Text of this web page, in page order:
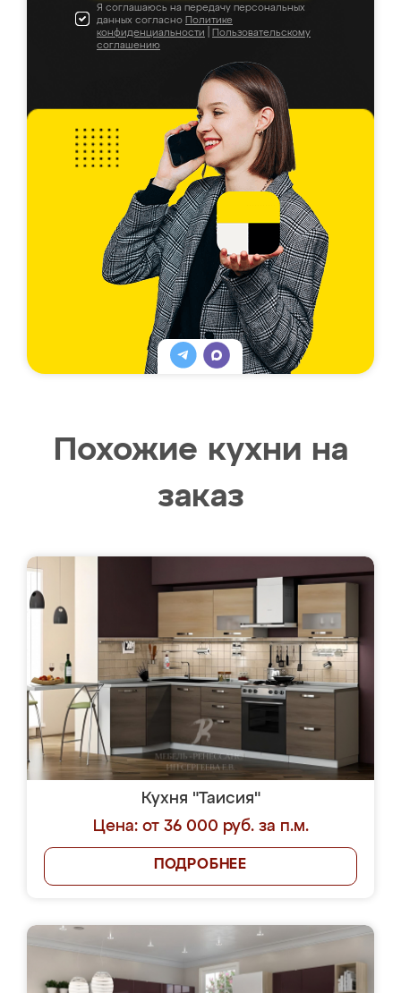
Я соглашаюсь на передачу персональных
данных согласно Политике
конфиденциальности
Пользовательскому
соглашению
Похожие кухни на
заказ
Кухня "Таисия"
Цена: от 36 000 руб. за п.м.
ПОДРОБНЕЕ